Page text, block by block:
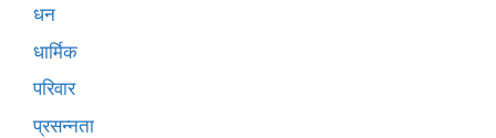
धन
धार्मिक
परिवार
प्रसन्नता